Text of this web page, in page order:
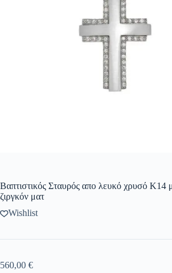
Βαπτιστικός Σταυρός απο λευκό χρυσό Κ14
ζιργκόν ματ
Wishlist
560,00 €